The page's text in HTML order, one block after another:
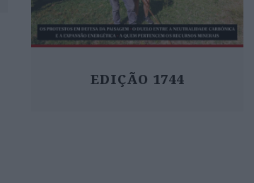
EDIÇÃO 1744